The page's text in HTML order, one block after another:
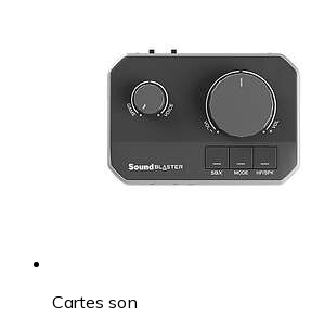
Cartes son